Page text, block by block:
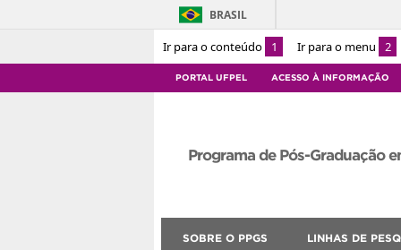
Ir para o conteúdo 1 Ir para o menu 2
BRASIL
PORTAL UFPEL ACESSO À INFORMAÇÃO
Programa de Pós-Graduação
SOBRE O PPGS LINHAS DE